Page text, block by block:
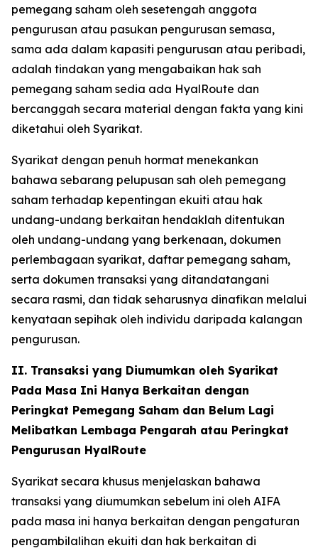
pemegang saham oleh sesetengah anggota
pengurusan atau pasukan pengurusan semasa,
sama ada dalam kapasiti pengurusan atau peribadi,
adalah tindakan yang mengabaikan hak sah
pemegang saham sedia ada HyalRoute dan
bercanggah secara material dengan fakta yang kini
diketahui oleh Syarikat.
Syarikat dengan penuh hormat menekankan
bahawa sebarang pelupusan sah oleh pemegang
saham terhadap kepentingan ekuiti atau hak
undang-undang berkaitan hendaklah ditentukan
oleh undang-undang yang berkenaan, dokumen
perlembagaan syarikat, daftar pemegang saham,
serta dokumen transaksi yang ditandatangani
secara rasmi, dan tidak seharusnya dinafikan melalui
kenyataan sepihak oleh individu daripada kalangan
pengurusan.
II. Transaksi yang Diumumkan oleh Syarikat
Pada Masa Ini Hanya Berkaitan dengan
Peringkat Pemegang Saham dan Belum Lagi
Melibatkan Lembaga Pengarah atau Peringkat
Pengurusan HyalRoute
Syarikat secara khusus menjelaskan bahawa
transaksi yang diumumkan sebelum ini oleh AIFA
pada masa ini hanya berkaitan dengan pengaturan
pengambilalihan ekuiti dan hak berkaitan di